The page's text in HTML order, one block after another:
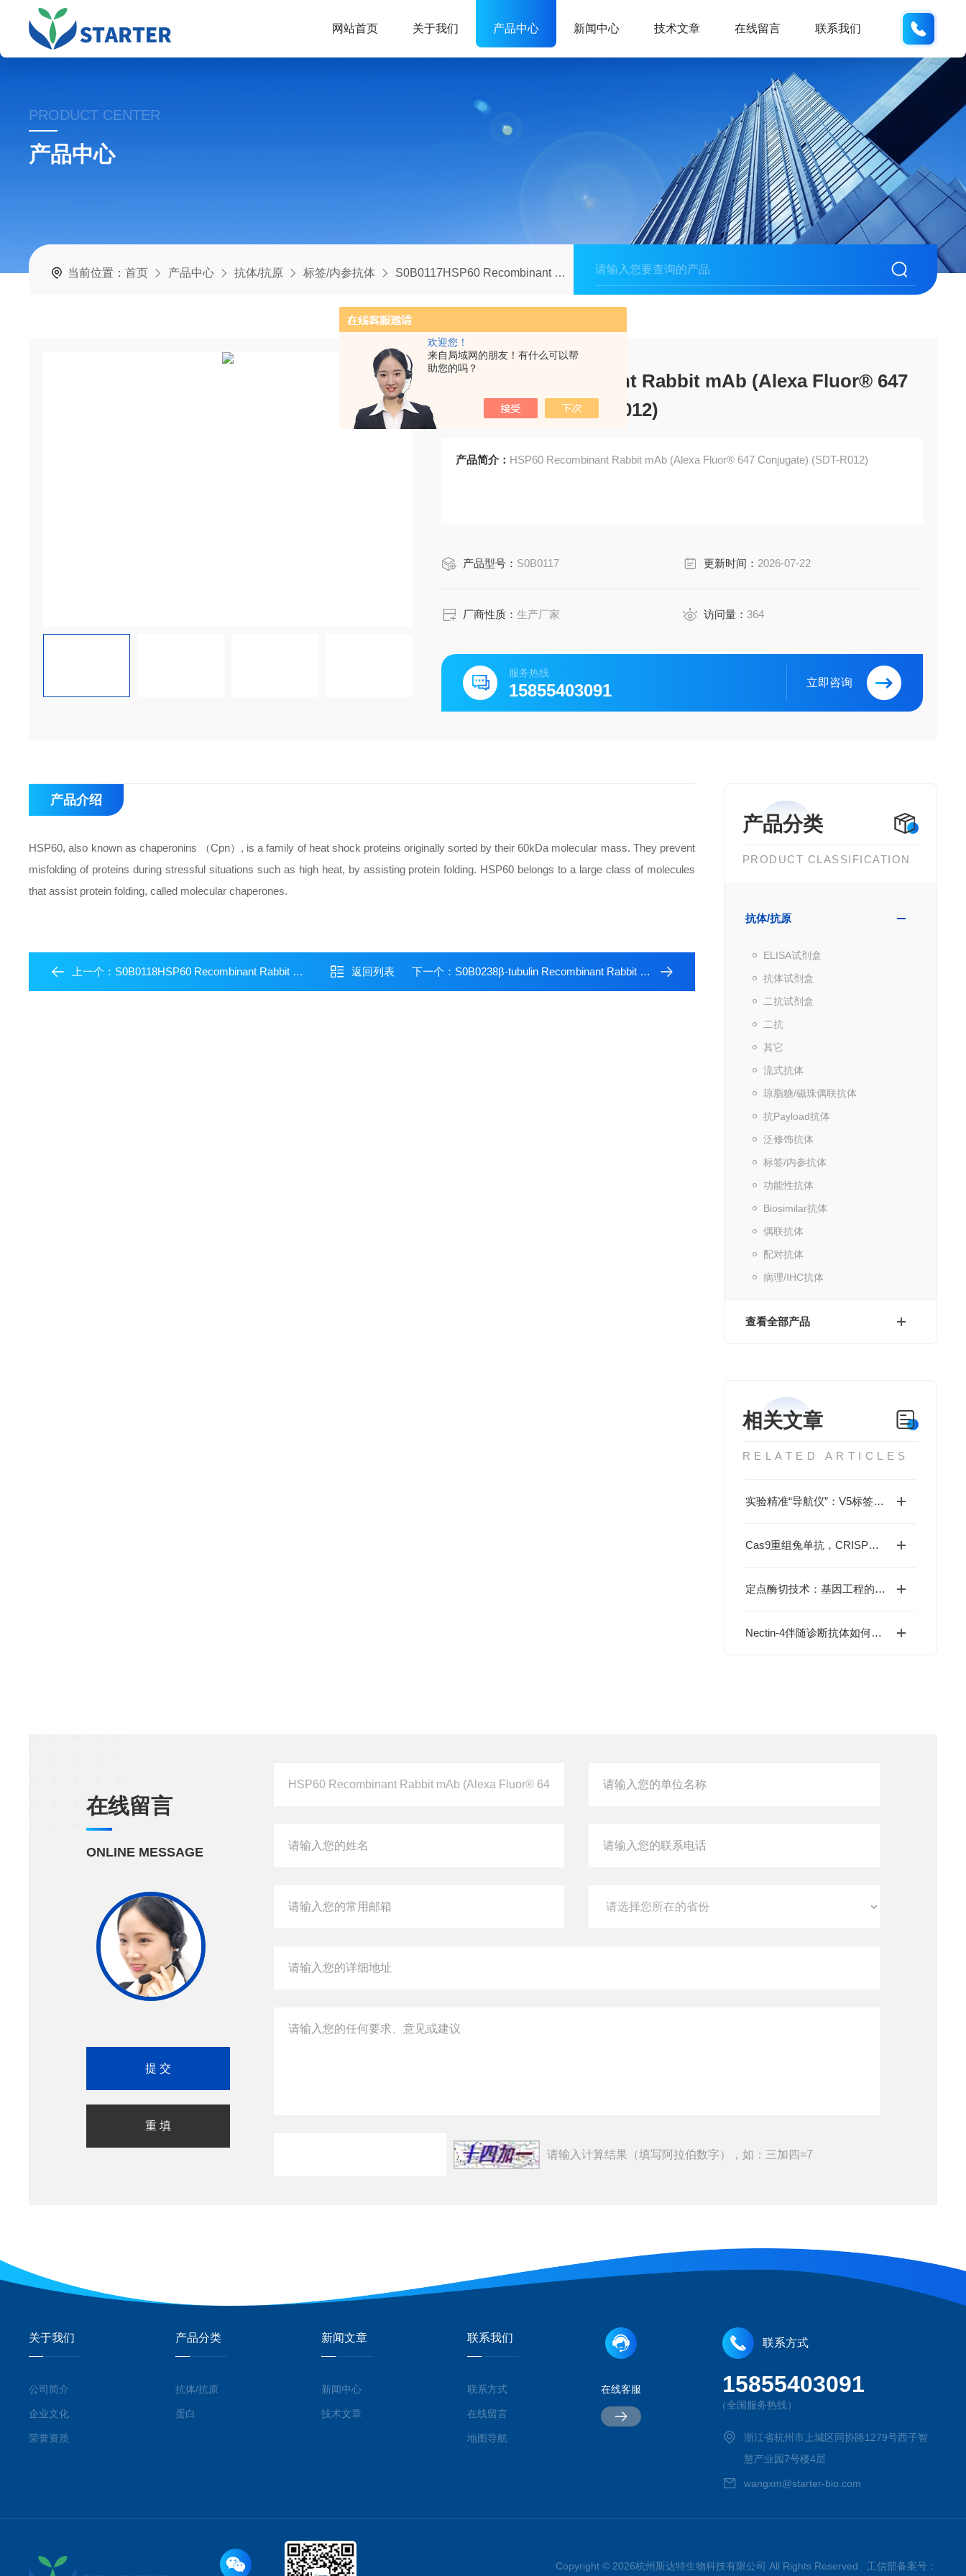
欢迎您！
来自局域网的朋友！有什么可以帮
助您的吗？
网站首页 关于我们 产品中心 新闻中心 技术文章 在线留言 联系我们
PRODUCT CENTER
产品中心
当前位置：首页 产品中心 抗体/抗原 标签/内参抗体 S0B0117HSP60 Recombinant Rabbit mAb (Alexa Fluor® 647 Conjugate) (SDT-R012)
HSP60 Recombinant Rabbit mAb (Alexa Fluor® 647
Conjugate) (SDT-R012)
产品简介： HSP60 Recombinant Rabbit mAb (Alexa Fluor® 647 Conjugate) (SDT-R012)
产品型号： S0B0117 更新时间： 2026-07-22
厂商性质：生产厂家 访问量： 364
服务热线
15855403091 立即咨询
产品分类
PRODUCT CLASSIFICATION
抗体/抗原
ELISA试剂盒
抗体试剂盒
二抗试剂盒
二抗
其它
流式抗体
琼脂糖/磁珠偶联抗体
抗Payload抗体
泛修饰抗体
标签/内参抗体
功能性抗体
Biosimilar抗体
偶联抗体
配对抗体
病理/IHC抗体
查看全部产品
相关文章
RELATED ARTICLES
实验精准“导航仪”：V5标签小鼠单抗助力科研突破
Cas9重组兔单抗，CRISPR 基因编辑检测好帮手
定点酶切技术：基因工程的精准“分子手术刀”
Nectin-4伴随诊断抗体如何指导实体瘤靶向治疗？
产品介绍
HSP60, also known as chaperonins （Cpn）, is a family of heat shock proteins originally sorted by their 60kDa molecular mass. They prevent
misfolding of proteins during stressful situations such as high heat, by assisting protein folding. HSP60 belongs to a large class of molecules
that assist protein folding, called molecular chaperones.
上一个： S0B0118HSP60 Recombinant Rabbit mAb (PE Conjugate) (SDT-R012) 返回列表 下一个： S0B0238β-tubulin Recombinant Rabbit mAb (SDT-312-113)
在线留言
ONLINE MESSAGE
请输入计算结果（填写阿拉伯数字），如：三加四=7
关于我们
公司简介
企业文化
荣誉资质
产品分类
抗体/抗原
蛋白
新闻文章
新闻中心
技术文章
联系我们
联系方式
在线留言
地图导航
在线客服
联系方式
15855403091
（全国服务热线）
浙江省杭州市上城区同协路1279号西子智
慧产业园7号楼4层
wangxm@starter-bio.com
Copyright © 2026杭州斯达特生物科技有限公司 All Rights Reserved 工信部备案号：